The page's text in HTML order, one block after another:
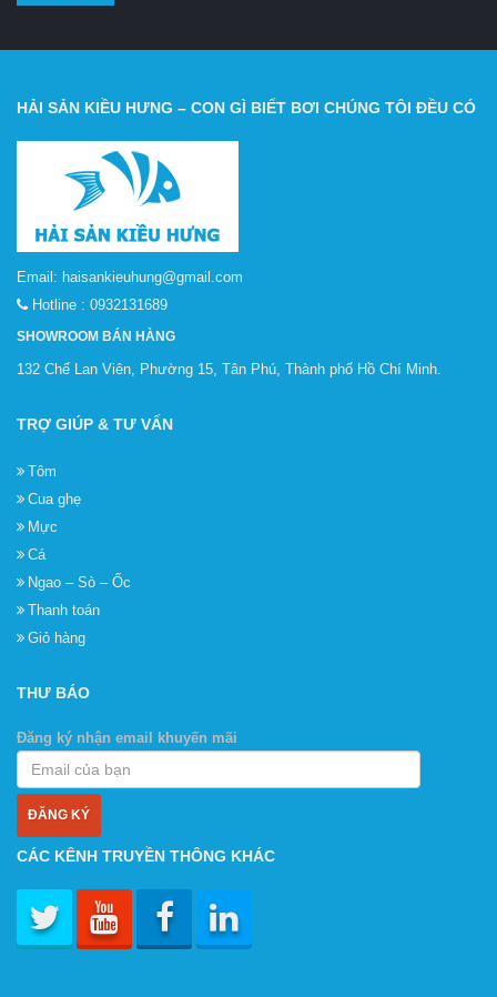
HẢI SẢN KIỀU HƯNG – CON GÌ BIẾT BƠI CHÚNG TÔI ĐỀU CÓ
Email: haisankieuhung@gmail.com
Hotline : 0932131689
SHOWROOM BÁN HÀNG
132 Chế Lan Viên, Phường 15, Tân Phú, Thành phố Hồ Chí Minh.
TRỢ GIÚP & TƯ VẤN
Tôm
Cua ghẹ
Mực
Cá
Ngao – Sò – Ốc
Thanh toán
Giỏ hàng
THƯ BÁO
Đăng ký nhận email khuyến mãi
CÁC KÊNH TRUYỀN THÔNG KHÁC